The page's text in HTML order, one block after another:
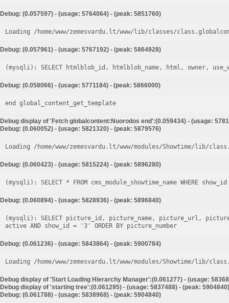
Debug: (0.057597) - (usage: 5764064) - (peak: 5851760)
Loading /home/www/zemesvardu.lt/www/lib/classes/
Debug: (0.057961) - (usage: 5767192) - (peak: 5864928)
Debug: (0.058066) - (usage: 5771184) - (peak: 5866000)
end global_content_get_template
Debug display of 'Fetch globalcontent:Nuorodos end':(0.059434) - (usage:
Debug: (0.060052) - (usage: 5821320) - (peak: 5879576)
Loading /home/www/zemesvardu.lt/www/modules/Showtime/lib/
Debug: (0.060423) - (usage: 5815224) - (peak: 5896280)
Debug: (0.060894) - (usage: 5828936) - (peak: 5896840)
(mysqli): SELECT picture_id, picture_name, picture_url,
Debug: (0.061236) - (usage: 5843864) - (peak: 5900784)
Loading /home/www/zemesvardu.lt/www/modules/Showtime/lib/
Debug display of 'Start Loading Hierarchy Manager':(0.061277) - (usage:
Debug display of 'starting tree':(0.061295) - (usage: 5837488) - (peak: 5904840)
Debug: (0.061788) - (usage: 5838968) - (peak: 5904840)